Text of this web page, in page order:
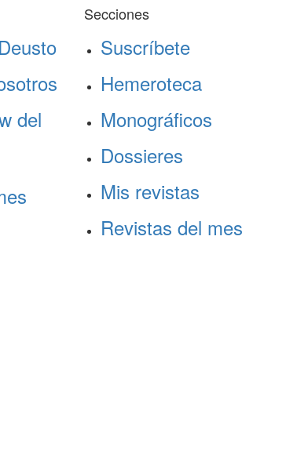
del
Secciones
Suscríbete
Hemeroteca
Monográficos
Dossieres
Mis revistas
Revistas del mes